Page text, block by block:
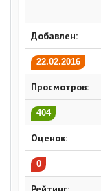
Добавлен:
22.02.2016
Просмотров:
404
Оценок:
0